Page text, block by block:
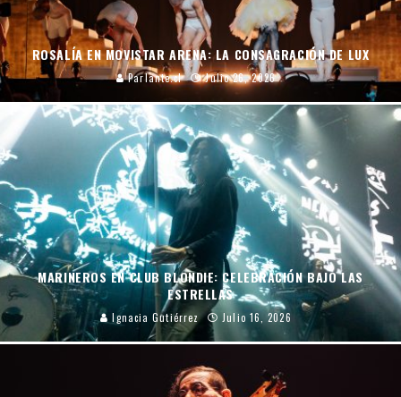
ROSALÍA EN MOVISTAR ARENA: LA CONSAGRACIÓN DE LUX
Parlante.cl Julio 26, 2026
MARINEROS EN CLUB BLONDIE: CELEBRACIÓN BAJO LAS
ESTRELLAS
Ignacia Gutiérrez Julio 16, 2026